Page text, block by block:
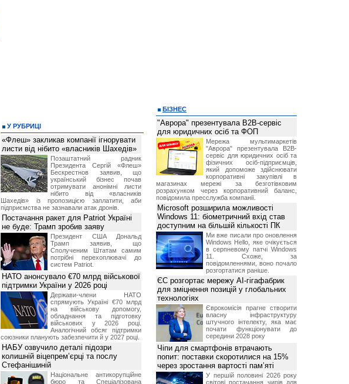
У РУБРИЦІ
«Флеш» закликав компанії ігнорувати
листи від нібито «власників Шахедів»
Позаштатний радник
Президента Сергій «Флеш»
Бескрестнов заявив, що
український бізнес почав
отримувати анонімні листи
нібито від «власників
Шахедів» із пропозицією заплатити, аби
підприємства не зазнавали атак дронів.
Постачання ракет для Patriot Україні
не буде: Трамп зробив заяву
Президент США Дональд
Трамп заявив, що
Сполученим Штатам самим
потрібні перехоплювачі до
систем Patriot.
НАТО анонсувало €70 млрд військової
підтримки України у 2026 році
Держави-члени НАТО
спрямують Україні €70 млрд
на військову допомогу,
обладнання та підготовку
військових у 2026 році.
Аналогічний обсяг підтримки
союзники планують забезпечити й у 2027 році.
НАБУ озвучило деталі підозри
колишній віцепрем’єрці та послу
Стефанішиній
Національне антикорупційне
бюро та Спеціалізована
БІЗНЕС
"Аврора" презентувала B2B-сервіс
для юридичних осіб та ФОП
Мережа мультимаркетів
"Аврора" презентувала B2B-
сервіс для юридичних осіб та
фізичних осіб-підприємців,
який допоможе здійснювати
корпоративні закупівлі в
магазинах мережі за безготівковим
розрахунком через корпоративний баланс,
повідомила пресслужба компанії.
Microsoft розширила можливості
Windows 11: біометричний вхід став
доступним на більшій кількості ПК
Ми вже писали про оновлення
Windows Hello, яке очікується
в серпневому патчі Windows
11. Схоже, за
повідомленнями, воно почало
розгортатися раніше.
ЄС розгортає мережу AI-гігафабрик
для зміцнення позицій у глобальних
технологіях
Єврокомісія прагне створити
власну інфраструктуру
штучного інтелекту, яка має
почати функціонувати до
середини 2028 року
Чіпи для смартфонів втрачають
попит: поставки скоротилися на 15%
через зростання вартості пам’яті
У першій половині 2026 року
світові постачання чипів для